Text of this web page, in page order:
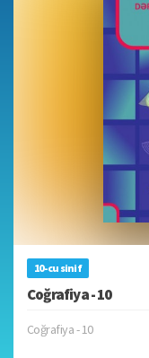
10-cu sinif
Coğrafiya - 10
Coğrafiya - 10